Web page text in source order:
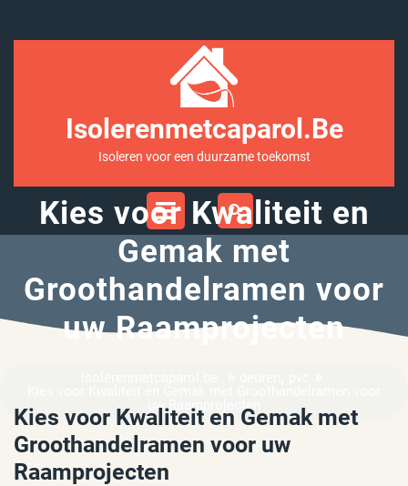
Isolerenmetcaparol.be
Isoleren voor een duurzame toekomst
Open
Menu
Kies voor Kwaliteit en
Gemak met
Groothandelramen voor
uw Raamprojecten
uw Raamprojecten
Kies voor Kwaliteit en Gemak met
Groothandelramen voor uw
Raamprojecten